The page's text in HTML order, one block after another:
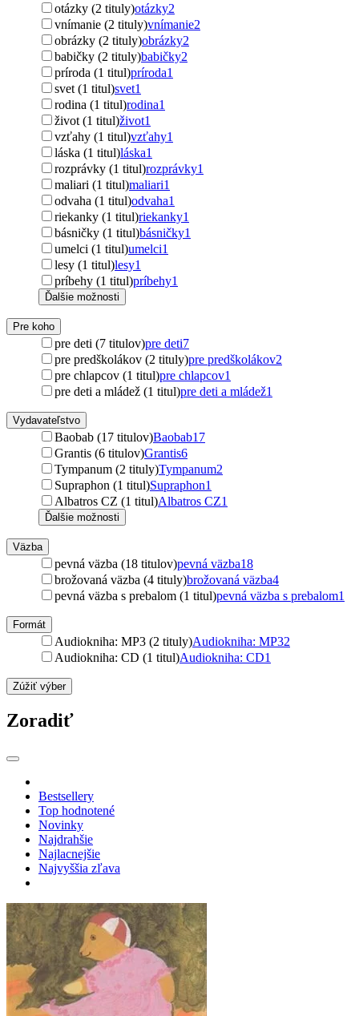
otázky (2 tituly)otázky2
vnímanie (2 tituly)vnímanie2
obrázky (2 tituly)obrázky2
babičky (2 tituly)babičky2
príroda (1 titul)príroda1
svet (1 titul)svet1
rodina (1 titul)rodina1
život (1 titul)život1
vzťahy (1 titul)vzťahy1
láska (1 titul)láska1
rozprávky (1 titul)rozprávky1
maliari (1 titul)maliari1
odvaha (1 titul)odvaha1
riekanky (1 titul)riekanky1
básničky (1 titul)básničky1
umelci (1 titul)umelci1
lesy (1 titul)lesy1
príbehy (1 titul)príbehy1
Ďalšie možnosti
Pre koho
pre deti (7 titulov)pre deti7
pre predškolákov (2 tituly)pre predškolákov2
pre chlapcov (1 titul)pre chlapcov1
pre deti a mládež (1 titul)pre deti a mládež1
Vydavateľstvo
Baobab (17 titulov)Baobab17
Grantis (6 titulov)Grantis6
Tympanum (2 tituly)Tympanum2
Supraphon (1 titul)Supraphon1
Albatros CZ (1 titul)Albatros CZ1
Ďalšie možnosti
Väzba
pevná väzba (18 titulov)pevná väzba18
brožovaná väzba (4 tituly)brožovaná väzba4
pevná väzba s prebalom (1 titul)pevná väzba s prebalom1
Formát
Audiokniha: MP3 (2 tituly)Audiokniha: MP32
Audiokniha: CD (1 titul)Audiokniha: CD1
Zúžiť výber
Zoradiť
Bestsellery
Top hodnotené
Novinky
Najdrahšie
Najlacnejšie
Najvyššia zľava